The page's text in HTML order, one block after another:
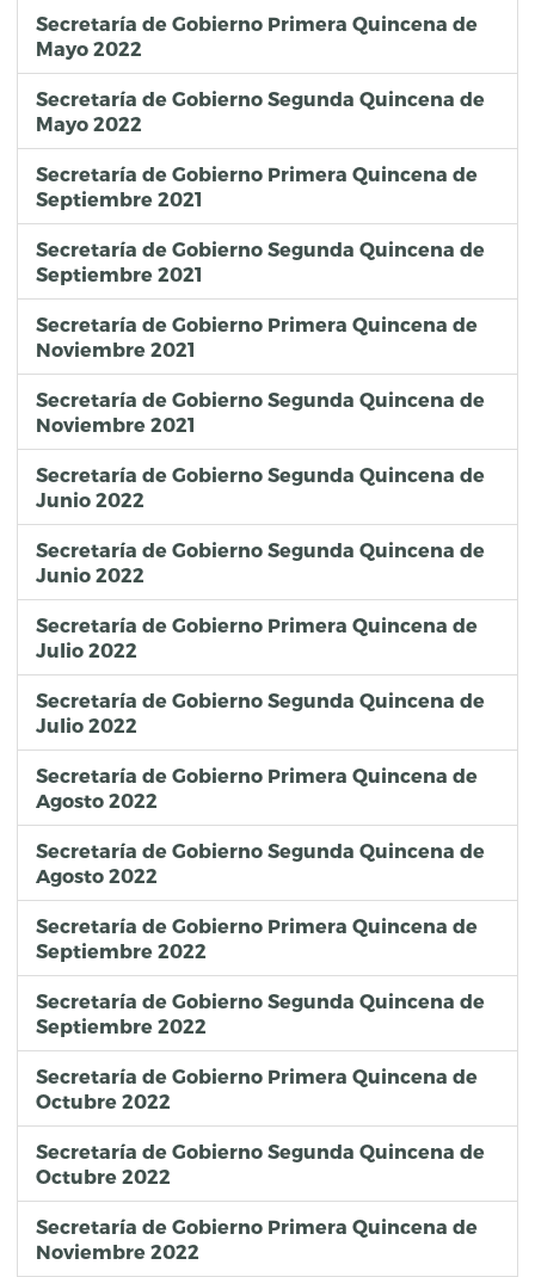
Secretaría de Gobierno Primera Quincena de
Mayo 2022
Secretaría de Gobierno Segunda Quincena de
Mayo 2022
Secretaría de Gobierno Primera Quincena de
Septiembre 2021
Secretaría de Gobierno Segunda Quincena de
Septiembre 2021
Secretaría de Gobierno Primera Quincena de
Noviembre 2021
Secretaría de Gobierno Segunda Quincena de
Noviembre 2021
Secretaría de Gobierno Segunda Quincena de
Junio 2022
Secretaría de Gobierno Segunda Quincena de
Junio 2022
Secretaría de Gobierno Primera Quincena de
Julio 2022
Secretaría de Gobierno Segunda Quincena de
Julio 2022
Secretaría de Gobierno Primera Quincena de
Agosto 2022
Secretaría de Gobierno Segunda Quincena de
Agosto 2022
Secretaría de Gobierno Primera Quincena de
Septiembre 2022
Secretaría de Gobierno Segunda Quincena de
Septiembre 2022
Secretaría de Gobierno Primera Quincena de
Octubre 2022
Secretaría de Gobierno Segunda Quincena de
Octubre 2022
Secretaría de Gobierno Primera Quincena de
Noviembre 2022